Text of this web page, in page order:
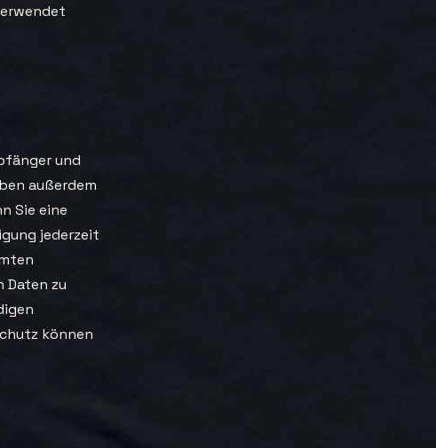
und
außerdem
Sie eine
jederzeit
Daten zu
können